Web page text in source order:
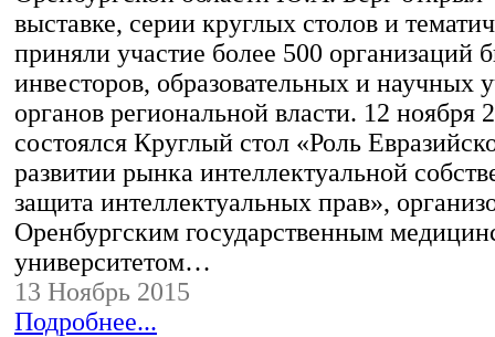
выставке, серии круглых столов и
приняли участие более 500 организаций
инвесторов, образовательных и научных
органов региональной власти. 12 ноября
состоялся Круглый стол «Роль
развитии рынка интеллектуальной
защита интеллектуальных прав»,
Оренбургским государственным
университетом…
13 Ноябрь 2015
Подробнее...